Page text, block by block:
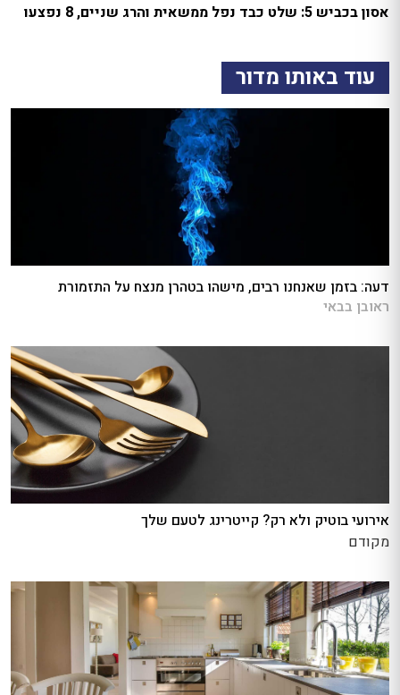
אסון בכביש 5: שלט כבד נפל ממשאית והרג שניים, 8 נפצעו
עוד באותו מדור
דעה: בזמן שאנחנו רבים, מישהו בטהרן מנצח על התזמורת
ראובן בבאי
אירועי בוטיק ולא רק? קייטרינג לטעם שלך
מקודם